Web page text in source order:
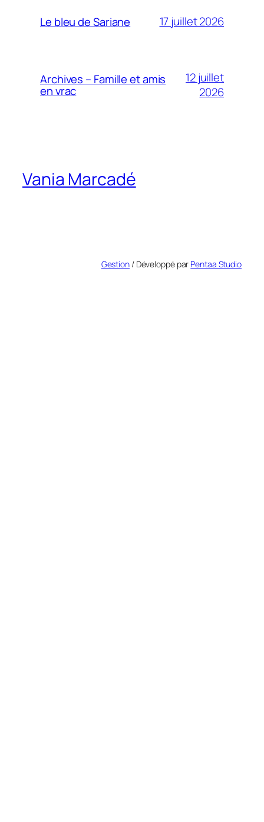
Le bleu de Sariane 17 juillet 2026
Archives – Famille et amis
en vrac
12 juillet
2026
Vania Marcadé
Gestion/ Développé par Pentaa Studio